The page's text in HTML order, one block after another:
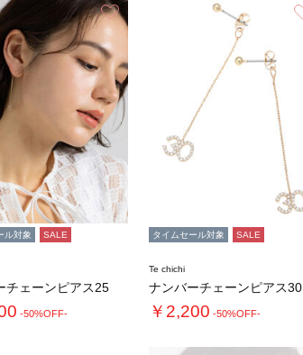
ル対象 SALE
チェーンピアス25
-50%OFF-
タイムセール対象 SALE
Te chichi
ナンバーチェーンピアス30
￥2,200 -50%OFF-